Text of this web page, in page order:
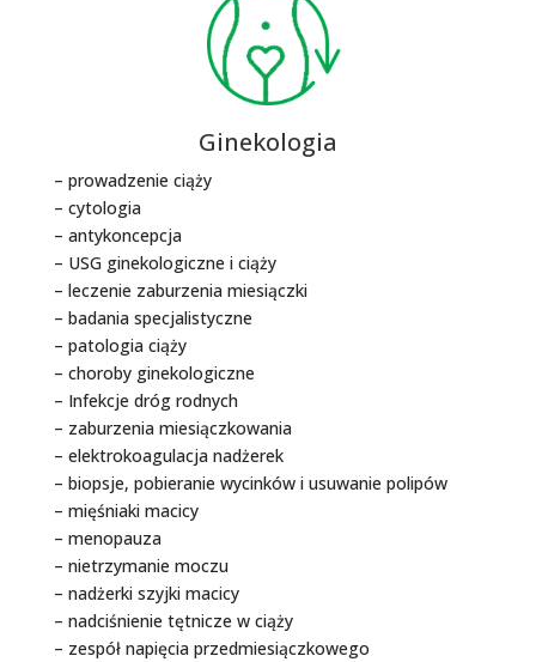
Ginekologia
– prowadzenie ciąży
– cytologia
– antykoncepcja
– USG ginekologiczne i ciąży
– leczenie zaburzenia miesiączki
– badania specjalistyczne
– patologia ciąży
– choroby ginekologiczne
– Infekcje dróg rodnych
– zaburzenia miesiączkowania
– elektrokoagulacja nadżerek
– biopsje, pobieranie wycinków i usuwanie polipów
– mięśniaki macicy
– menopauza
– nietrzymanie moczu
– nadżerki szyjki macicy
– nadciśnienie tętnicze w ciąży
– zespół napięcia przedmiesiączkowego